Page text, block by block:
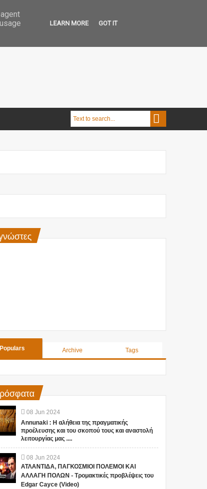
Populars Archive Tags
08 Jun 2024
Annunaki : Η αλήθεια της πραγματικής
προέλευσης και του σκοπού τους και αναστολή
λειτουργίας μας ....
08 Jun 2024
ΑΤΛΑΝΤΙΔΑ, ΠΑΓΚΟΣΜΙΟΙ ΠΟΛΕΜΟΙ ΚΑΙ
ΑΛΛΑΓΗ ΠΟΛΩΝ - Τρομακτικές προβλέψεις του
Edgar Cayce (Video)
LEARN MORE GOT IT